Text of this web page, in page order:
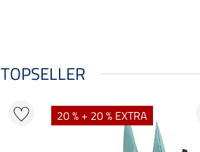
TOPSELLER
20 % + 20 % EXTRA